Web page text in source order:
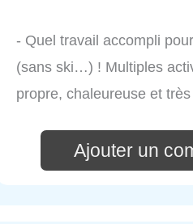
- Quel travail accompli
(sans ski…) ! Multiples
propre, chaleureuse et
Ajouter un